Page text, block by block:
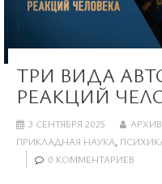
ТРИ ВИДА
РЕАКЦИЙ
3 СЕНТЯБРЯ 2025
ПРИКЛАДНАЯ НАУКА,
0 КОММЕНТАРИЕВ